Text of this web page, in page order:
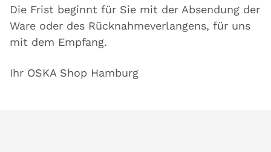
Die Frist beginnt für Sie mit der Absendung der
Ware oder des Rücknahmeverlangens, für uns
mit dem Empfang.
Ihr OSKA Shop Hamburg